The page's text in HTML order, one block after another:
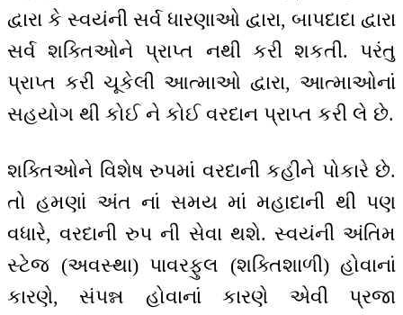
દ્વારા કે સ્વયંની સર્વ ધારણાઓ દ્વારા, બાપદાદા દ્વારા
સર્વ શક્તિઓને પ્રાપ્ત નથી કરી શકતી. પરંતુ
પ્રાપ્ત કરી ચૂકેલી આત્માઓ દ્વારા, આત્માઓનાં
સહયોગ થી કોઈ ને કોઈ વરદાન પ્રાપ્ત કરી લે છે.
શક્તિઓને વિશેષ રુપમાં વરદાની કહીને પોકારે છે.
તો હમણાં અંત નાં સમય માં મહાદાની થી પણ
વધારે, વરદાની રુપ ની સેવા થશે. સ્વયંની અંતિમ
સ્ટેજ (અવસ્થા) પાવરફુલ (શક્તિશાળી) હોવાનાં
કારણે, સંપન્ન હોવાનાં કારણે એવી પ્રજા